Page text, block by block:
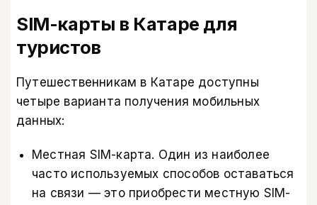
SIM-карты в Катаре для
туристов
Путешественникам в Катаре доступны
четыре варианта получения мобильных
данных:
Местная SIM-карта. Один из наиболее
часто используемых способов оставаться
на связи — это приобрести местную SIM-